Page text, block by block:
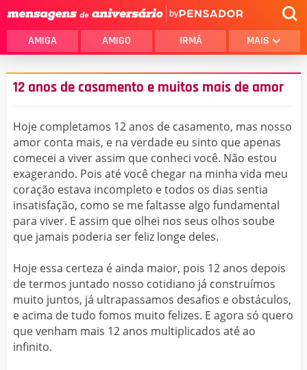
by
AMIGA AMIGO IRMÃ MAIS
12 anos de casamento e muitos mais de amor
Hoje completamos 12 anos de casamento, mas nosso
amor conta mais, e na verdade eu sinto que apenas
comecei a viver assim que conheci você. Não estou
exagerando. Pois até você chegar na minha vida meu
coração estava incompleto e todos os dias sentia
insatisfação, como se me faltasse algo fundamental
para viver. E assim que olhei nos seus olhos soube
que jamais poderia ser feliz longe deles.
Hoje essa certeza é ainda maior, pois 12 anos depois
de termos juntado nosso cotidiano já construímos
muito juntos, já ultrapassamos desafios e obstáculos,
e acima de tudo fomos muito felizes. E agora só quero
que venham mais 12 anos multiplicados até ao
infinito.